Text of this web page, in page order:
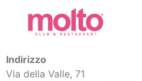
Indirizzo
Via della Valle, 71